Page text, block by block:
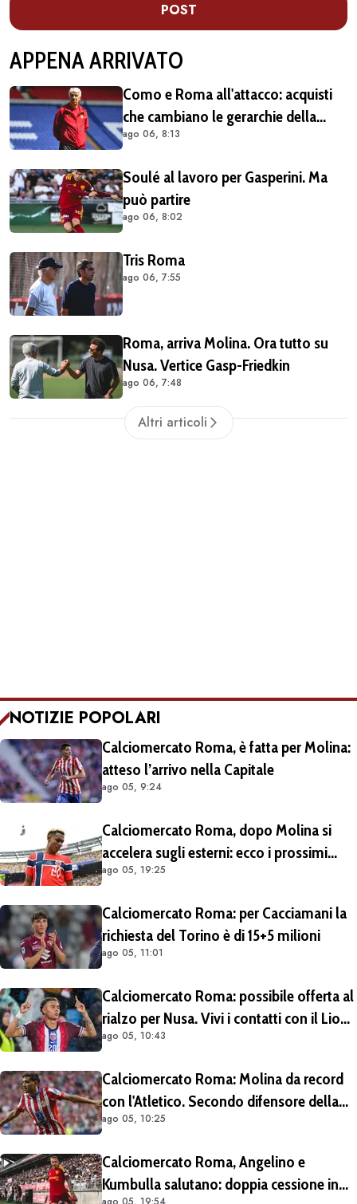
POST
APPENA ARRIVATO
Como e Roma all'attacco: acquisti
che cambiano le gerarchie della
Serie A
ago 06, 8:13
Soulé al lavoro per Gasperini. Ma
può partire
ago 06, 8:02
Tris Roma
ago 06, 7:55
Roma, arriva Molina. Ora tutto su
Nusa. Vertice Gasp-Friedkin
ago 06, 7:48
Altri articoli
NOTIZIE POPOLARI
Calciomercato Roma, è fatta per Molina:
atteso l’arrivo nella Capitale
ago 05, 9:24
Calciomercato Roma, dopo Molina si
accelera sugli esterni: ecco i prossimi
obiettivi
ago 05, 19:25
Calciomercato Roma: per Cacciamani la
richiesta del Torino è di 15+5 milioni
ago 05, 11:01
Calciomercato Roma: possibile offerta al
rialzo per Nusa. Vivi i contatti con il Lione
per Fofana
ago 05, 10:43
Calciomercato Roma: Molina da record
con l'Atletico. Secondo difensore della
Liga per gol e assist nelle ultime 4
ago 05, 10:25
Calciomercato Roma, Angelino e
Kumbulla salutano: doppia cessione in